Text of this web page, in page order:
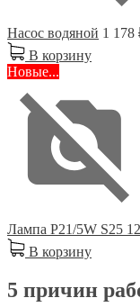
Насос водяной 1 178
В корзину
Новые...
Лампа P21/5W S25
В корзину
5 причин